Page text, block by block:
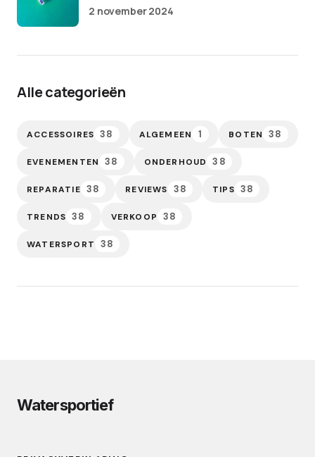
2 november 2024
Alle categorieën
ACCESSOIRES 38 ALGEMEEN 1 BOTEN 38
EVENEMENTEN 38 ONDERHOUD 38
REPARATIE 38 REVIEWS 38 TIPS 38
TRENDS 38 VERKOOP 38
WATERSPORT 38
Watersportief